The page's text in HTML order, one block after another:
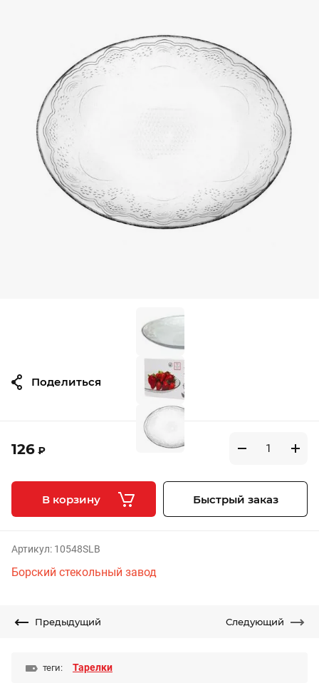
126 ₽
В корзину Быстрый заказ
Артикул: 10548SLB
Борский стекольный завод
Поделиться
Предыдущий Следующий
теги: Тарелки